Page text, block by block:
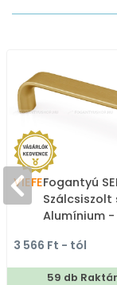
VIEFEFogantyú
Szálcsiszolt
Alumínium -
színes fém
3 566 Ft - tól
59 db